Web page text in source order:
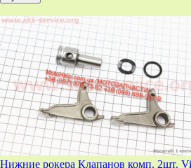
Нижние рокера Клапанов комп. 2шт.